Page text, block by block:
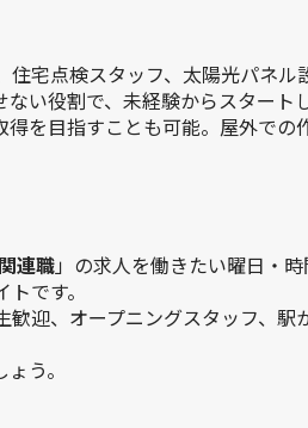
住宅点検スタッフ、太陽光パネ
い役割で、未経験からスター
を目指すことも可能。屋外での
連職」の求人を働きたい曜日・時
です。
歓迎、オープニングスタッフ、
う。